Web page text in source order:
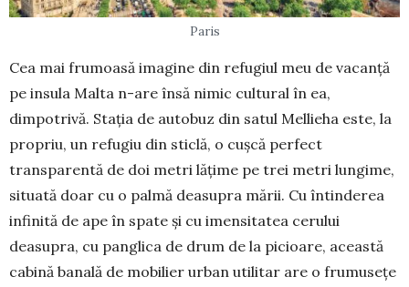
Paris
Cea mai frumoasă imagine din refugiul meu de vacanță
pe insula Malta n-are însă nimic cultural în ea,
dimpotrivă. Stația de autobuz din satul Mellieha este, la
propriu, un refugiu din sticlă, o cușcă perfect
transparentă de doi metri lățime pe trei metri lun­gime,
situată doar cu o palmă deasupra mării. Cu întinderea
infinită de ape în spate și cu imensitatea cerului
deasupra, cu panglica de drum de la pi­cioa­re, această
cabină banală de mobilier urban utilitar are o frumusețe